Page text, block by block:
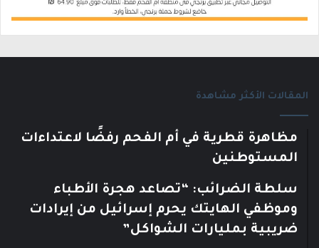
المقالات الأكثر مشاهدة
مظاهرة قطرية في أم الفحم رفضًا لاعتداءات
المستوطنين
سلطة الضرائب: “تصاعد هجرة الأطباء
وموظفي الهايتك يحرم إسرائيل من إيرادات
ضريبية بمليارات الشواكل”